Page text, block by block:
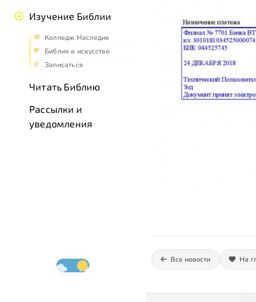
Изучение Библии
Колледж Наследие
Библия в искусстве
Записаться
Читать Библию
Рассылки и
уведомления
Все новости На